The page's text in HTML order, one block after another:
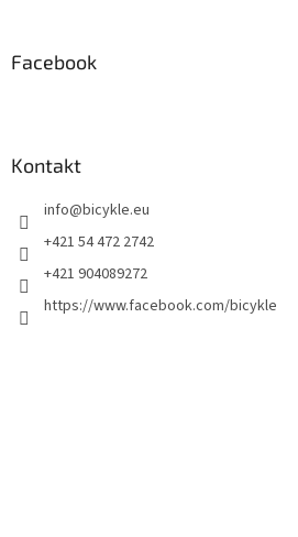
Facebook
Kontakt
info@bicykle.eu
+421 54 472 2742
+421 904089272
https://www.facebook.com/bicykle